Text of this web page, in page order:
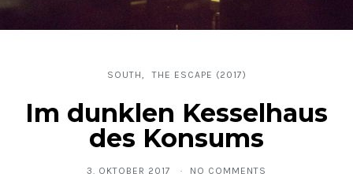
SOUTH THE ESCAPE (2017)
Im dunklen Kesselhaus
des Konsums
3. OKTOBER 2017 NO COMMENTS